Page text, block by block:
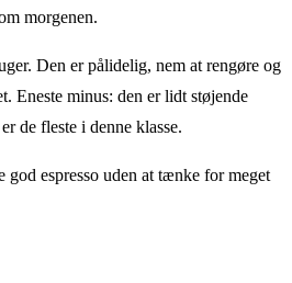
morgenen.
Den er pålidelig, nem at rengøre og
Eneste minus: den er lidt støjende
de fleste i denne klasse.
god espresso uden at tænke for meget